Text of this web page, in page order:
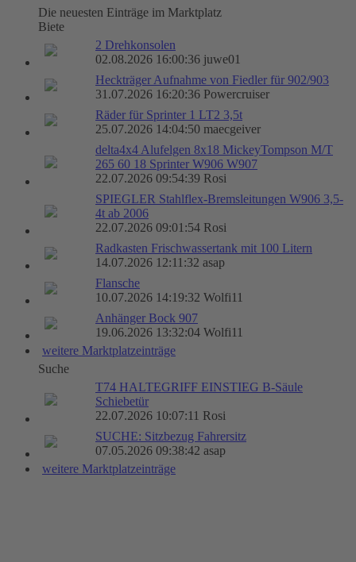
Die neuesten Einträge im Marktplatz
Biete
2 Drehkonsolen
02.08.2026 16:00:36 juwe01
Heckträger Aufnahme von Fiedler für 902/903
31.07.2026 16:20:36 Powercruiser
Räder für Sprinter 1 LT2 3,5t
25.07.2026 14:04:50 maecgeiver
delta4x4 Alufelgen 8x18 MickeyTompson M/T
265 60 18 Sprinter W906 W907
22.07.2026 09:54:39 Rosi
SPIEGLER Stahlflex-Bremsleitungen W906 3,5-
4t ab 2006
22.07.2026 09:01:54 Rosi
Radkasten Frischwassertank mit 100 Litern
14.07.2026 12:11:32 asap
Flansche
10.07.2026 14:19:32 Wolfi11
Anhänger Bock 907
19.06.2026 13:32:04 Wolfi11
weitere Marktplatzeinträge
Suche
T74 HALTEGRIFF EINSTIEG B-Säule
Schiebetür
22.07.2026 10:07:11 Rosi
SUCHE: Sitzbezug Fahrersitz
07.05.2026 09:38:42 asap
weitere Marktplatzeinträge